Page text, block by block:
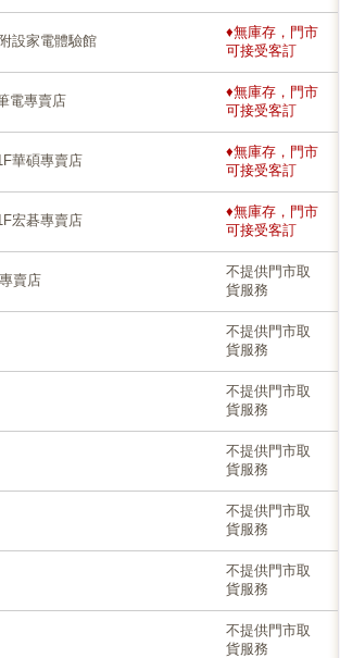
設家電體驗館
♦無庫存，門市
可接受客訂
電專賣店
♦無庫存，門市
可接受客訂
華碩專賣店
♦無庫存，門市
可接受客訂
宏碁專賣店
♦無庫存，門市
可接受客訂
賣店
不提供門市取
貨服務
不提供門市取
貨服務
不提供門市取
貨服務
不提供門市取
貨服務
不提供門市取
貨服務
不提供門市取
貨服務
不提供門市取
貨服務